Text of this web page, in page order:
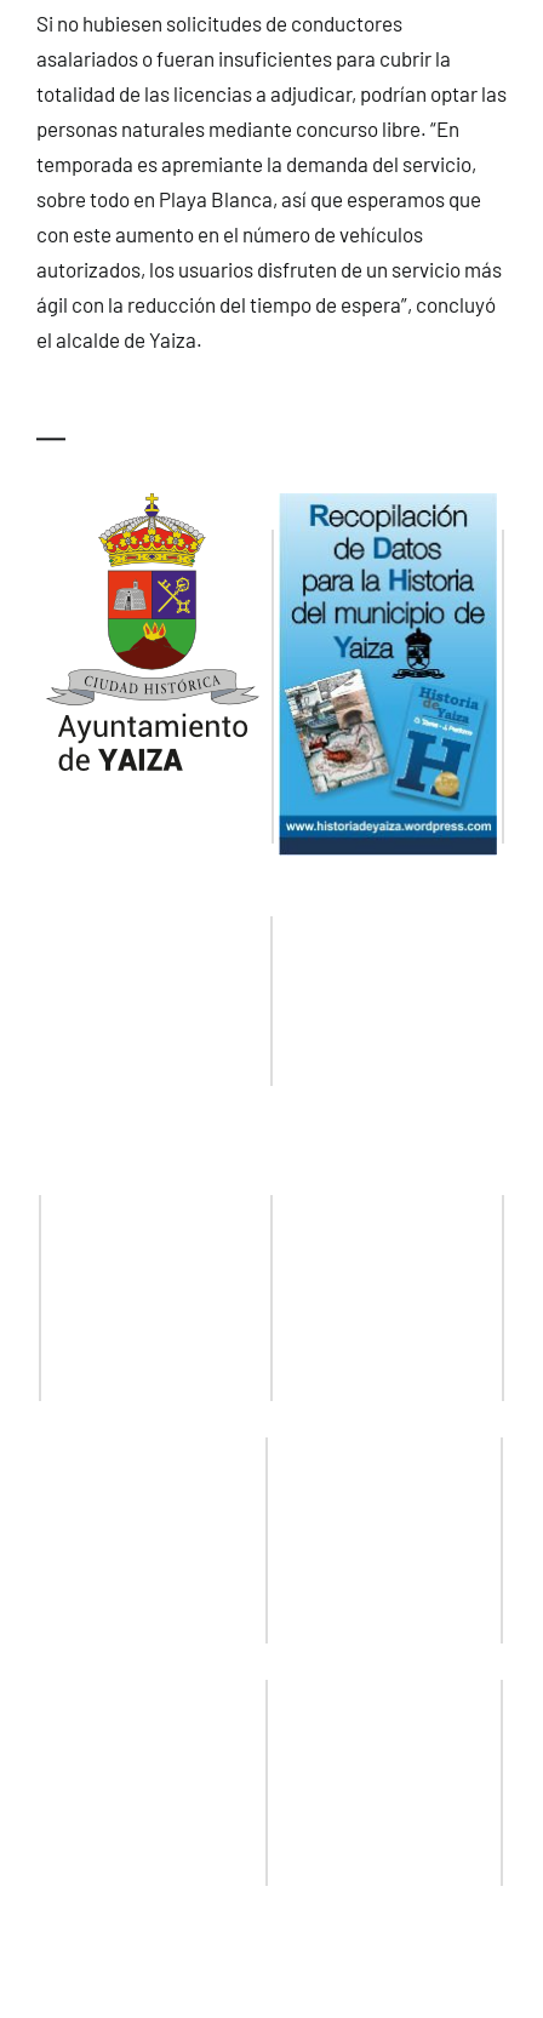
Si no hubiesen solicitudes de conductores
asalariados o fueran insuficientes para cubrir la
totalidad de las licencias a adjudicar, podrían optar las
personas naturales mediante concurso libre. “En
temporada es apremiante la demanda del servicio,
sobre todo en Playa Blanca, así que esperamos que
con este aumento en el número de vehículos
autorizados, los usuarios disfruten de un servicio más
ágil con la reducción del tiempo de espera”, concluyó
el alcalde de Yaiza.
—